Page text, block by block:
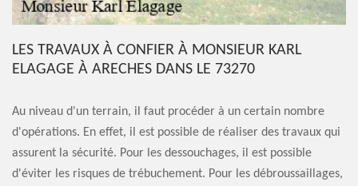
LES TRAVAUX À CONFIER À MONSIEUR KARL
ELAGAGE À ARECHES DANS LE 73270
Au niveau d'un terrain, il faut procéder à un certain nombre
d'opérations. En effet, il est possible de réaliser des travaux qui
assurent la sécurité. Pour les dessouchages, il est possible
d'éviter les risques de trébuchement. Pour les débroussaillages,